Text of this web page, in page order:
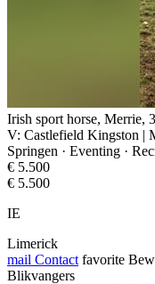
Irish sport horse, Merrie,
V: Castlefield Kingston |
Springen · Eventing ·
€ 5.500
€ 5.500
IE
Limerick
mail Contact favorite
Blikvangers